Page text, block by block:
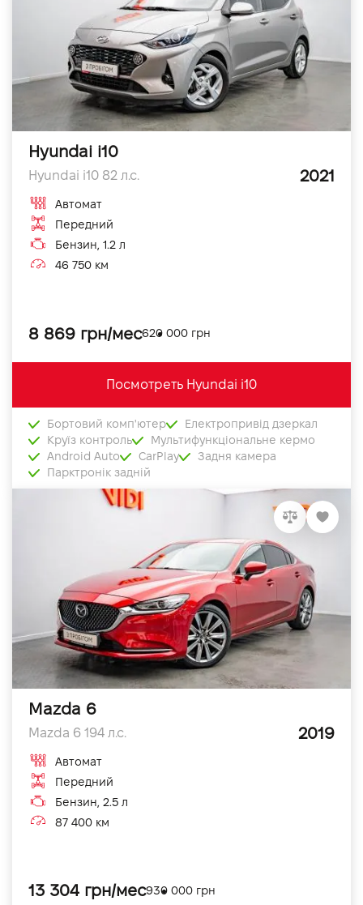
Hyundai i10
Hyundai i10 82 л.с. 2021
Автомат
Передний
Бензин, 1.2 л
46 750 км
8 869 грн/мес620 000 грн
Посмотреть Hyundai i10
Бортовий комп'ютер
Електропривід дзеркал
Круїз контроль
Мультифункціональне кермо
Android Auto
CarPlay
Задня камера
Парктронік задній
Mazda 6
Mazda 6 194 л.с. 2019
Автомат
Передний
Бензин, 2.5 л
87 400 км
13 304 грн/мес930 000 грн